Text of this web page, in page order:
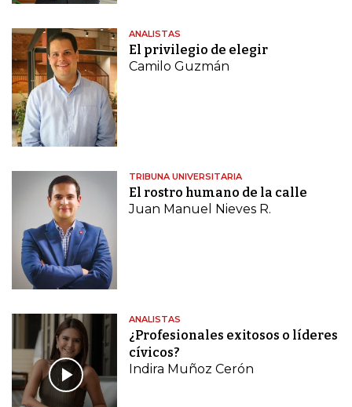
ANALISTAS
El privilegio de elegir
Camilo Guzmán
TRIBUNA UNIVERSITARIA
El rostro humano de la calle
Juan Manuel Nieves R.
ANALISTAS
¿Profesionales exitosos o líderes
cívicos?
Indira Muñoz Cerón